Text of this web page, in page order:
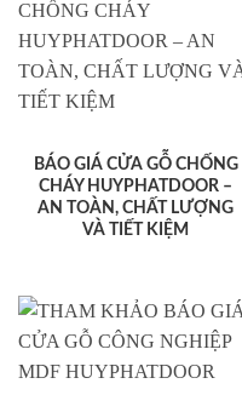
BÁO GIÁ CỬA GỖ CHỐNG
CHÁY HUYPHATDOOR –
AN TOÀN, CHẤT LƯỢNG
VÀ TIẾT KIỆM